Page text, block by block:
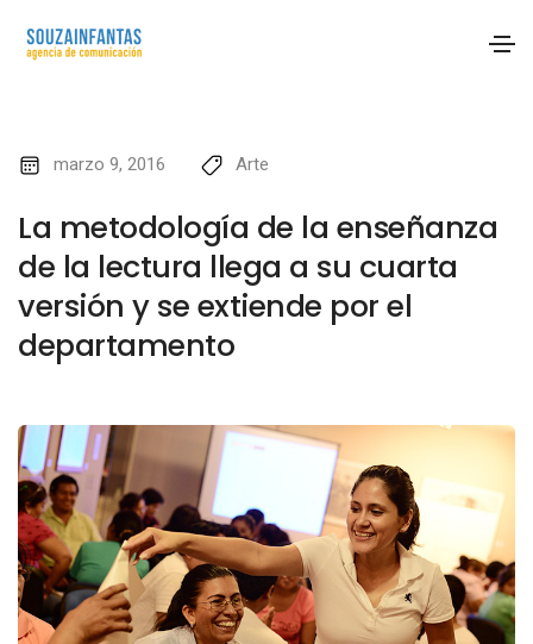
marzo 9, 2016 Arte
La metodología de la enseñanza
de la lectura llega a su cuarta
versión y se extiende por el
departamento